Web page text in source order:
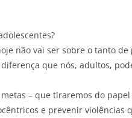
não vai ser sobre o tanto
que nós, adultos,
– que tiraremos do
e prevenir violências